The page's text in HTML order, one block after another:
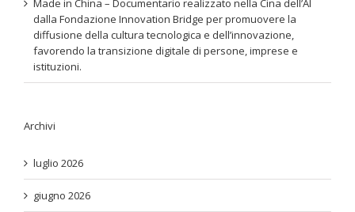
Made in China – Documentario realizzato nella Cina dell’AI
dalla Fondazione Innovation Bridge per promuovere la
diffusione della cultura tecnologica e dell’innovazione,
favorendo la transizione digitale di persone, imprese e
istituzioni.
Archivi
luglio 2026
giugno 2026